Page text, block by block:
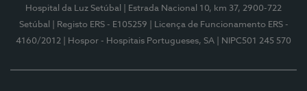
Hospital da Luz Setúbal
| Estrada Nacional 10, km 37, 2900-722
Setúbal
| Registo ERS - E105259
| Licença de Funcionamento ERS -
4160/2012
| Hospor - Hospitais Portugueses, SA | NIPC501 245 570